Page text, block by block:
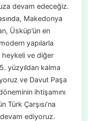
devam edeceğiz.
Makedonya
Üsküp’ün en
yapılarla
heykeli ve diğer
yüzyıldan kalma
ve Davut Paşa
ihtişamını
Çarşısı’na
ediyoruz.